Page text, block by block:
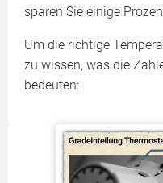
sparen Sie einige
Um die richtige
zu wissen, was die
bedeuten: